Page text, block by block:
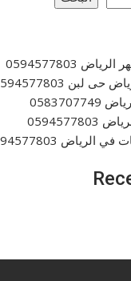
0594577803
0594577803
0594577803